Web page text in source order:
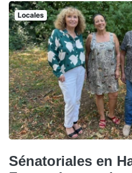
Locales
Sénatoriales en